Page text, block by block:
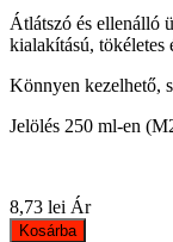
Átlátszó és ellenálló
kialakítású, tökéletes
Könnyen kezelhető,
Jelölés 250 ml-en
8,73 lei Ár
Kosárba